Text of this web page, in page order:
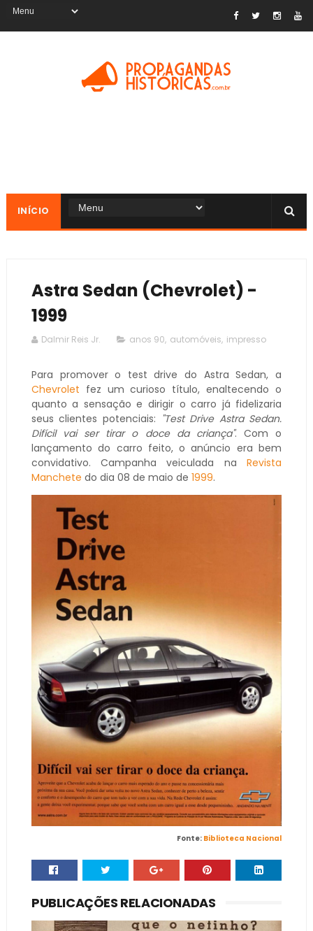
INÍCIO
Astra Sedan (Chevrolet) -
1999
Dalmir Reis Jr. anos 90, automóveis, impresso
Para promover o test drive do Astra Sedan, a
Chevrolet fez um curioso título, enaltecendo o
quanto a sensação e dirigir o carro já fidelizaria
seus clientes potenciais: "Test Drive Astra Sedan.
Difícil vai ser tirar o doce da criança". Com o
lançamento do carro feito, o anúncio era bem
convidativo. Campanha veiculada naRevista
Manchete do dia 08 de maio de 1999.
Fonte: Biblioteca Nacional
PUBLICAÇÕES RELACIONADAS